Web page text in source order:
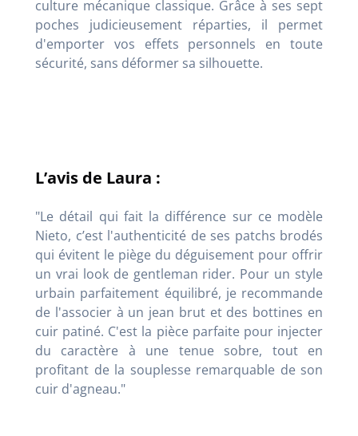
culture mécanique classique. Grâce à ses sept
poches judicieusement réparties, il permet
d'emporter vos effets personnels en toute
sécurité, sans déformer sa silhouette.
L’avis de Laura :
"Le détail qui fait la différence sur ce modèle
Nieto, c’est l'authenticité de ses patchs brodés
qui évitent le piège du déguisement pour offrir
un vrai look de gentleman rider. Pour un style
urbain parfaitement équilibré, je recommande
de l'associer à un jean brut et des bottines en
cuir patiné. C'est la pièce parfaite pour injecter
du caractère à une tenue sobre, tout en
profitant de la souplesse remarquable de son
cuir d'agneau."